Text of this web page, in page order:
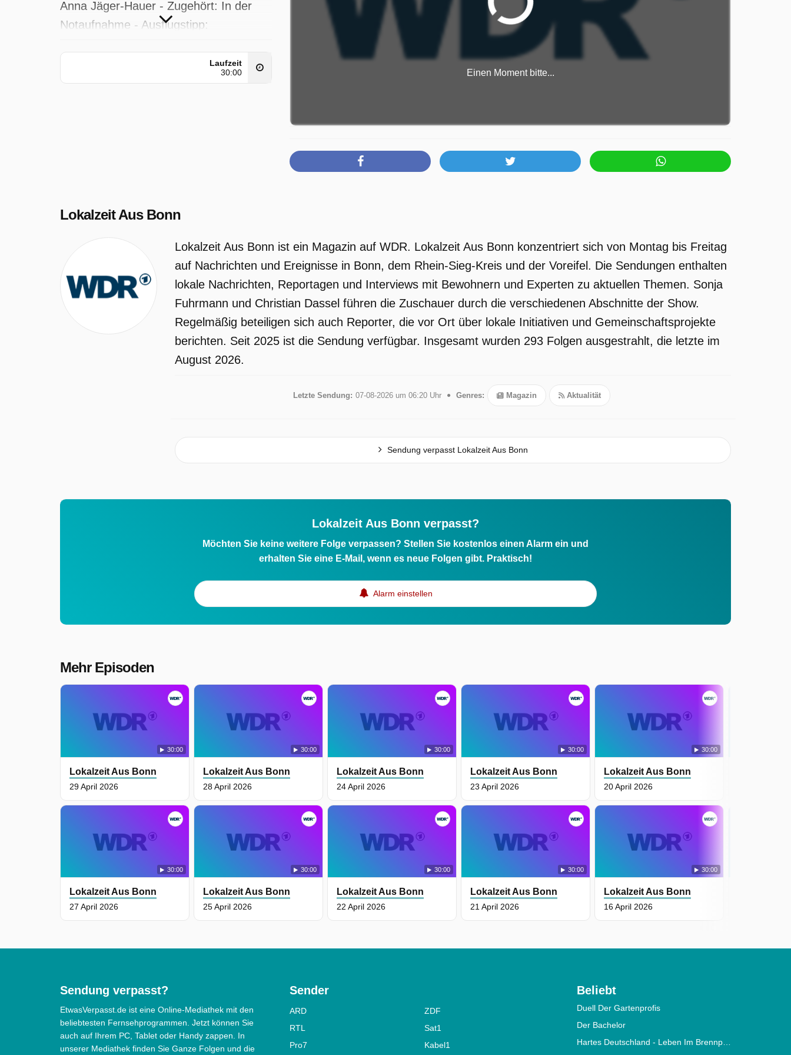
Anna Jäger-Hauer - Zugehört: In der
Notaufnahme - Ausflugstipp:
Lokalzeit Aus Bonn wurde auf WDR
Laufzeit
30:00
Einen Moment bitte...
Lokalzeit Aus Bonn
Lokalzeit Aus Bonn ist ein Magazin auf WDR. Lokalzeit Aus Bonn konzentriert sich von Montag bis Freitag
auf Nachrichten und Ereignisse in Bonn, dem Rhein-Sieg-Kreis und der Voreifel. Die Sendungen enthalten
lokale Nachrichten, Reportagen und Interviews mit Bewohnern und Experten zu aktuellen Themen. Sonja
Fuhrmann und Christian Dassel führen die Zuschauer durch die verschiedenen Abschnitte der Show.
Regelmäßig beteiligen sich auch Reporter, die vor Ort über lokale Initiativen und Gemeinschaftsprojekte
berichten. Seit 2025 ist die Sendung verfügbar. Insgesamt wurden 293 Folgen ausgestrahlt, die letzte im
August 2026.
Letzte Sendung: 07-08-2026 um 06:20 Uhr Genres: Magazin Aktualität
Sendung verpasst Lokalzeit Aus Bonn
Lokalzeit Aus Bonn verpasst?
Möchten Sie keine weitere Folge verpassen? Stellen Sie kostenlos einen Alarm ein und
erhalten Sie eine E-Mail, wenn es neue Folgen gibt. Praktisch!
Alarm einstellen
Mehr Episoden
30:00
Lokalzeit Aus Bonn
29 April 2026
30:00
Lokalzeit Aus Bonn
28 April 2026
30:00
Lokalzeit Aus Bonn
27 April 2026
30:00
Lokalzeit Aus Bonn
25 April 2026
30:00
Lokalzeit Aus Bonn
24 April 2026
30:00
Lokalzeit Aus Bonn
23 April 2026
30:00
Lokalzeit Aus Bonn
22 April 2026
30:00
Lokalzeit Aus Bonn
21 April 2026
30:00
Lokalzeit Aus Bonn
20 April 2026
30:00
Lokalzeit Aus Bonn
16 April 2026
Sendung verpasst?
EtwasVerpasst.de ist eine Online-Mediathek mit den
beliebtesten Fernsehprogrammen. Jetzt können Sie
auch auf Ihrem PC, Tablet oder Handy zappen. In
unserer Mediathek finden Sie Ganze Folgen und die
Sender
ARD
ZDF
RTL
Sat1
Pro7
Kabel1
Beliebt
Duell Der Gartenprofis
Der Bachelor
Hartes Deutschland - Leben Im Brennpunkt